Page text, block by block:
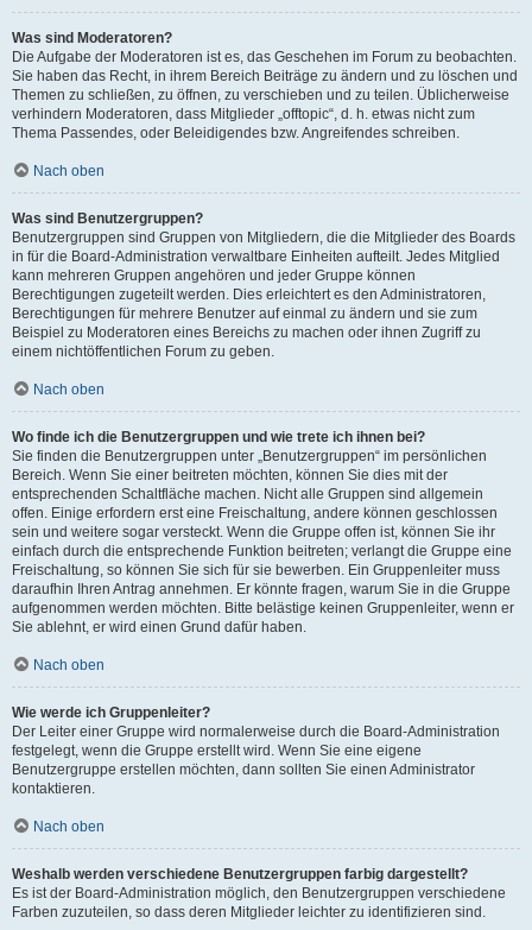
Was sind Moderatoren?
Die Aufgabe der Moderatoren ist es, das Geschehen im Forum zu beobachten.
Sie haben das Recht, in ihrem Bereich Beiträge zu ändern und zu löschen und
Themen zu schließen, zu öffnen, zu verschieben und zu teilen. Üblicherweise
verhindern Moderatoren, dass Mitglieder „offtopic“, d. h. etwas nicht zum
Thema Passendes, oder Beleidigendes bzw. Angreifendes schreiben.
Nach oben
Was sind Benutzergruppen?
Benutzergruppen sind Gruppen von Mitgliedern, die die Mitglieder des Boards
in für die Board-Administration verwaltbare Einheiten aufteilt. Jedes Mitglied
kann mehreren Gruppen angehören und jeder Gruppe können
Berechtigungen zugeteilt werden. Dies erleichtert es den Administratoren,
Berechtigungen für mehrere Benutzer auf einmal zu ändern und sie zum
Beispiel zu Moderatoren eines Bereichs zu machen oder ihnen Zugriff zu
einem nichtöffentlichen Forum zu geben.
Nach oben
Wo finde ich die Benutzergruppen und wie trete ich ihnen bei?
Sie finden die Benutzergruppen unter „Benutzergruppen“ im persönlichen
Bereich. Wenn Sie einer beitreten möchten, können Sie dies mit der
entsprechenden Schaltfläche machen. Nicht alle Gruppen sind allgemein
offen. Einige erfordern erst eine Freischaltung, andere können geschlossen
sein und weitere sogar versteckt. Wenn die Gruppe offen ist, können Sie ihr
einfach durch die entsprechende Funktion beitreten; verlangt die Gruppe eine
Freischaltung, so können Sie sich für sie bewerben. Ein Gruppenleiter muss
daraufhin Ihren Antrag annehmen. Er könnte fragen, warum Sie in die Gruppe
aufgenommen werden möchten. Bitte belästige keinen Gruppenleiter, wenn er
Sie ablehnt, er wird einen Grund dafür haben.
Nach oben
Wie werde ich Gruppenleiter?
Der Leiter einer Gruppe wird normalerweise durch die Board-Administration
festgelegt, wenn die Gruppe erstellt wird. Wenn Sie eine eigene
Benutzergruppe erstellen möchten, dann sollten Sie einen Administrator
kontaktieren.
Nach oben
Weshalb werden verschiedene Benutzergruppen farbig dargestellt?
Es ist der Board-Administration möglich, den Benutzergruppen verschiedene
Farben zuzuteilen, so dass deren Mitglieder leichter zu identifizieren sind.